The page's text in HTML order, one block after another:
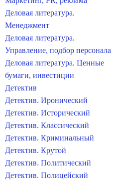
Деловая литература.
Менеджмент
Деловая литература.
Управление, подбор персонала
Деловая литература. Ценные
бумаги, инвестиции
Детектив
Детектив. Иронический
Детектив. Исторический
Детектив. Классический
Детектив. Криминальный
Детектив. Крутой
Детектив. Политический
Детектив. Полицейский